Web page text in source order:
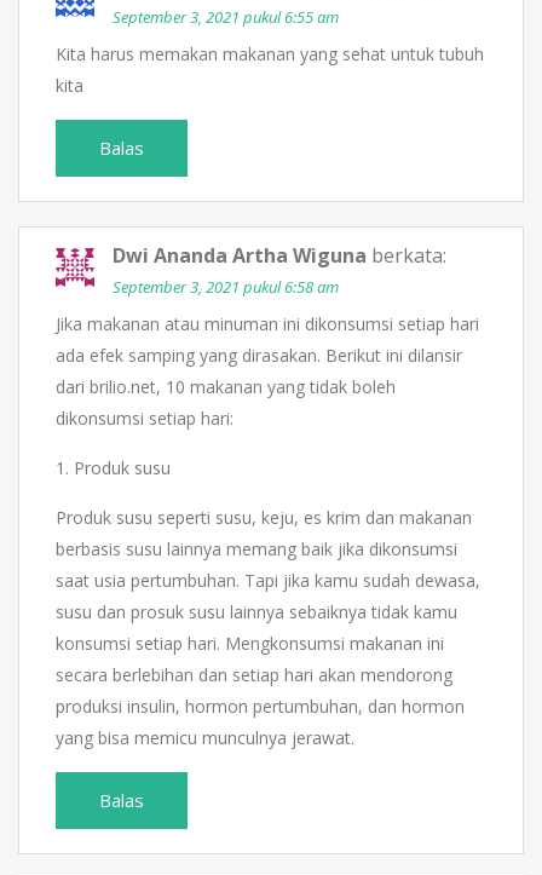
September 3, 2021 pukul 6:55 am
Kita harus memakan makanan yang sehat untuk tubuh
kita
Balas
Dwi Ananda Artha Wiguna berkata:
September 3, 2021 pukul 6:58 am
Jika makanan atau minuman ini dikonsumsi setiap hari
ada efek samping yang dirasakan. Berikut ini dilansir
dari brilio.net, 10 makanan yang tidak boleh
dikonsumsi setiap hari:
1. Produk susu
Produk susu seperti susu, keju, es krim dan makanan
berbasis susu lainnya memang baik jika dikonsumsi
saat usia pertumbuhan. Tapi jika kamu sudah dewasa,
susu dan prosuk susu lainnya sebaiknya tidak kamu
konsumsi setiap hari. Mengkonsumsi makanan ini
secara berlebihan dan setiap hari akan mendorong
produksi insulin, hormon pertumbuhan, dan hormon
yang bisa memicu munculnya jerawat.
Balas